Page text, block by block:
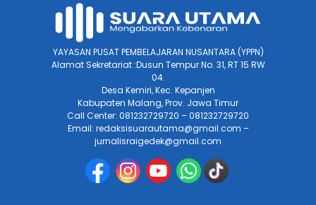
YAYASAN PUSAT PEMBELAJARAN NUSANTARA (YPPN)
Alamat Sekretariat :Dusun Tempur No. 31, RT 15 RW
04.
Desa Kemiri, Kec. Kepanjen
Kabupaten Malang, Prov. Jawa Timur
Call Center: 081232729720 – 081232729720
Email: redaksisuarautama@gmail.com –
jurnalisraigedek@gmail.com